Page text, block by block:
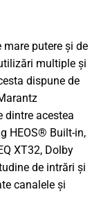
mare putere și de
multiple și
dispune de
dintre acestea
HEOS® Built-in,
XT32, Dolby
de intrări și
canalele și